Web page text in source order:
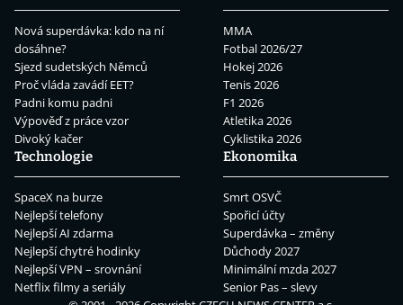
Nová superdávka: kdo na ní
dosáhne?
Sjezd sudetských Němců
Proč vláda zavádí EET?
Padni komu padni
Výpověď z práce vzor
Divoký kačer
MMA
Fotbal 2026/27
Hokej 2026
Tenis 2026
F1 2026
Atletika 2026
Cyklistika 2026
Technologie
SpaceX na burze
Nejlepší telefony
Nejlepší AI zdarma
Nejlepší chytré hodinky
Nejlepší VPN – srovnání
Netflix filmy a seriály
Ekonomika
Smrt OSVČ
Spořicí účty
Superdávka – změny
Důchody 2027
Minimální mzda 2027
Senior Pas – slevy